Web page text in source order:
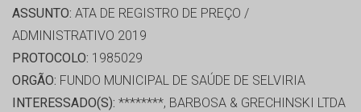
ASSUNTO: ATA DE REGISTRO DE PREÇO /
ADMINISTRATIVO 2019
PROTOCOLO: 1985029
ORGÃO: FUNDO MUNICIPAL DE SAÚDE DE SELVIRIA
INTERESSADO(S): ********, BARBOSA & GRECHINSKI LTDA